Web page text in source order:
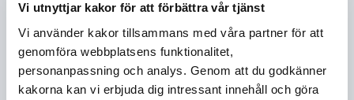
Vi utnyttjar kakor för att förbättra vår tjänst
Vi använder kakor tillsammans med våra partner för att
genomföra webbplatsens funktionalitet,
personanpassning och analys. Genom att du godkänner
kakorna kan vi erbjuda dig intressant innehåll och göra
E-post *